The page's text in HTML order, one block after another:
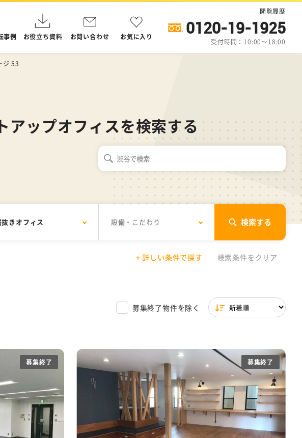
事例 お役立ち資料 お問い合わせ お気に入り
閲覧履歴
0120-19-1925
受付時間：10:00～18:00
ジ 53
アップオフィスを検索する
抜きオフィス 設備・こだわり 検索する
東京都 その他
天井高2.7m以上
30,001円以上
シェアオフィス
駐輪場あり
築浅
+ 詳しい条件で探す 検索条件をクリア
募集終了物件を除く
募集終了 募集終了